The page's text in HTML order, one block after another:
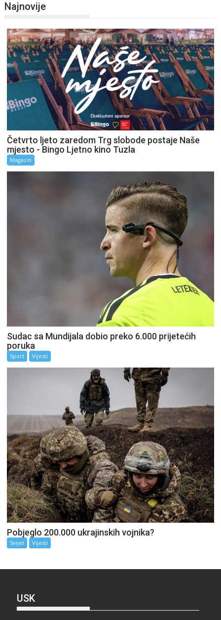
Najnovije
Četvrto ljeto zaredom Trg slobode postaje Naše
mjesto - Bingo Ljetno kino Tuzla
Magazin
Sudac sa Mundijala dobio preko 6.000 prijetećih
poruka
Sport Vijesti
Pobjeglo 200.000 ukrajinskih vojnika?
Svijet Vijesti
USK